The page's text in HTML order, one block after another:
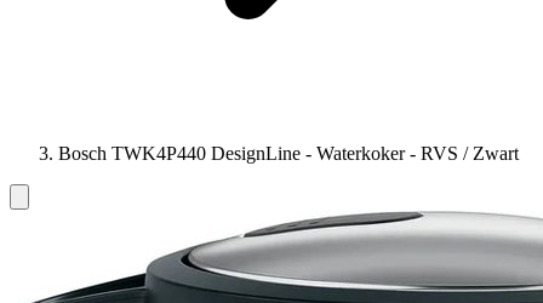
Bosch TWK4P440 DesignLine - Waterkoker - RVS / Zwart